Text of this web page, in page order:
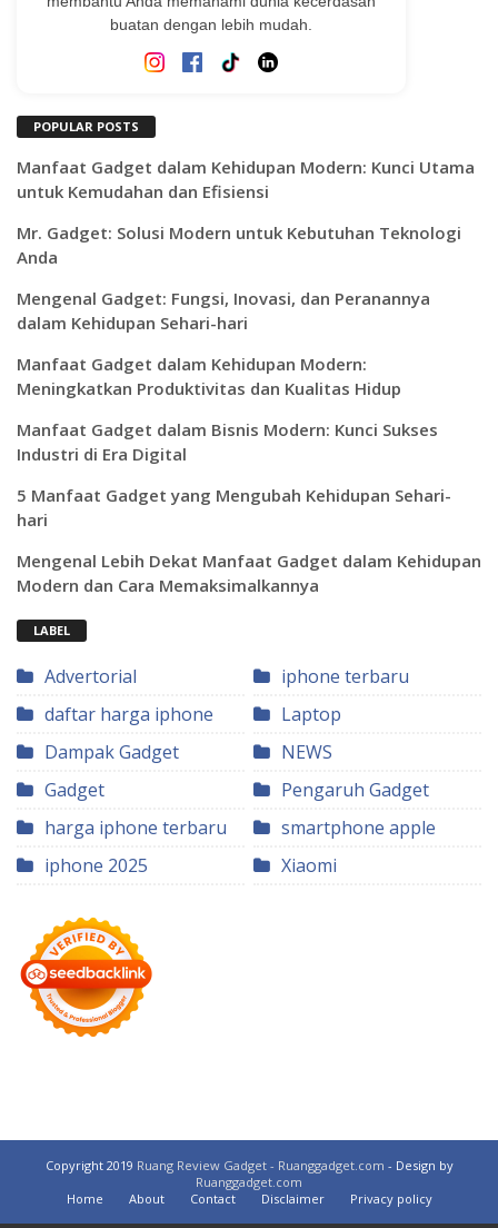
buatan dengan lebih mudah.
POPULAR POSTS
Manfaat Gadget dalam Kehidupan Modern: Kunci Utama
untuk Kemudahan dan Efisiensi
Mr. Gadget: Solusi Modern untuk Kebutuhan Teknologi
Anda
Mengenal Gadget: Fungsi, Inovasi, dan Peranannya
dalam Kehidupan Sehari-hari
Manfaat Gadget dalam Kehidupan Modern:
Meningkatkan Produktivitas dan Kualitas Hidup
Manfaat Gadget dalam Bisnis Modern: Kunci Sukses
Industri di Era Digital
5 Manfaat Gadget yang Mengubah Kehidupan Sehari-
hari
Mengenal Lebih Dekat Manfaat Gadget dalam Kehidupan
Modern dan Cara Memaksimalkannya
LABEL
Advertorial
daftar harga iphone
Dampak Gadget
Gadget
harga iphone terbaru
iphone 2025
iphone terbaru
Laptop
NEWS
Pengaruh Gadget
smartphone apple
Xiaomi
Copyright 2019 Ruang Review Gadget - Ruanggadget.com - Design by
Ruanggadget.com
Home
About Contact Disclaimer Privacy policy